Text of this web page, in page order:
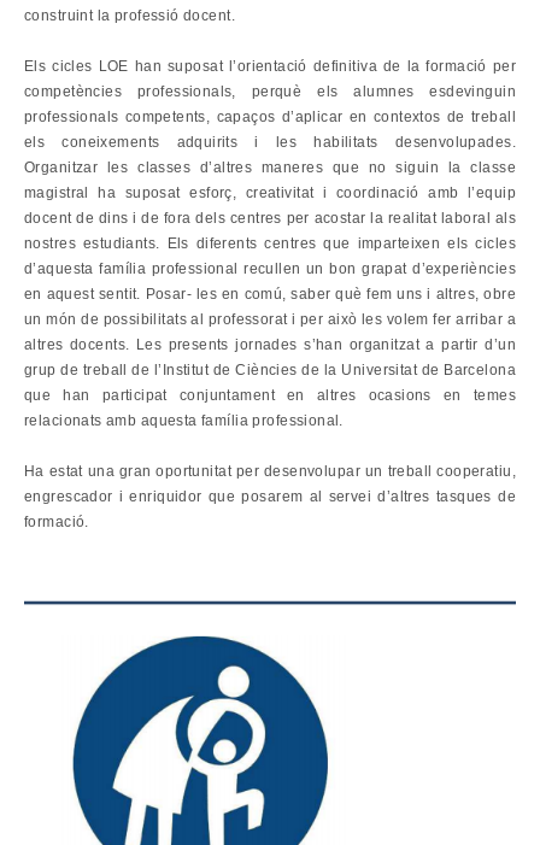
construint la professió docent.
Els cicles LOE han suposat l’orientació definitiva de la formació per
competències professionals, perquè els alumnes esdevinguin
professionals competents, capaços d’aplicar en contextos de treball
els coneixements adquirits i les habilitats desenvolupades.
Organitzar les classes d’altres maneres que no siguin la classe
magistral ha suposat esforç, creativitat i coordinació amb l’equip
docent de dins i de fora dels centres per acostar la realitat laboral als
nostres estudiants. Els diferents centres que imparteixen els cicles
d’aquesta família professional recullen un bon grapat d’experiències
en aquest sentit. Posar- les en comú, saber què fem uns i altres, obre
un món de possibilitats al professorat i per això les volem fer arribar a
altres docents. Les presents jornades s’han organitzat a partir d’un
grup de treball de l’Institut de Ciències de la Universitat de Barcelona
que han participat conjuntament en altres ocasions en temes
relacionats amb aquesta família professional.
Ha estat una gran oportunitat per desenvolupar un treball cooperatiu,
engrescador i enriquidor que posarem al servei d’altres tasques de
formació.